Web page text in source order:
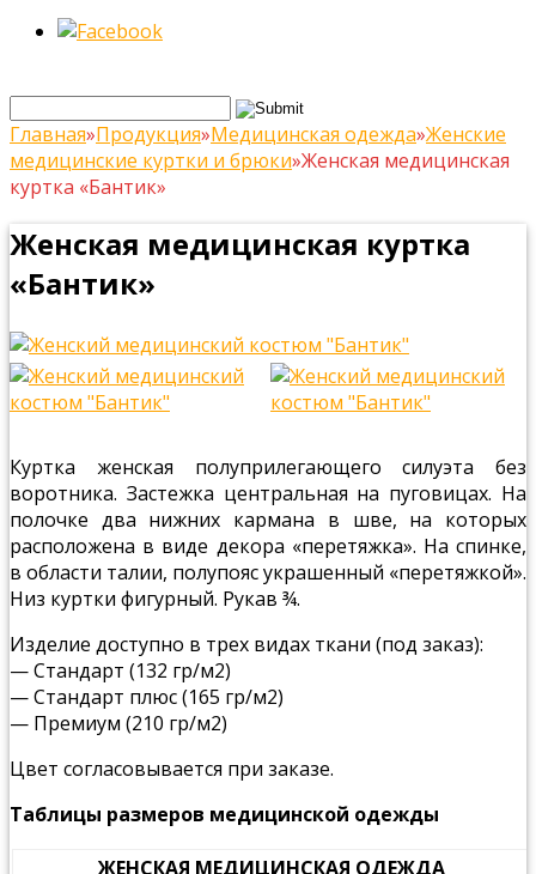
Главная»Продукция»Медицинская одежда»Женские
медицинские куртки и брюки»Женская медицинская
куртка «Бантик»
Женская медицинская куртка
«Бантик»
Куртка женская полуприлегающего силуэта без
воротника. Застежка центральная на пуговицах. На
полочке два нижних кармана в шве, на которых
расположена в виде декора «перетяжка». На спинке,
в области талии, полупояс украшенный «перетяжкой».
Низ куртки фигурный. Рукав ¾.
Изделие доступно в трех видах ткани (под заказ):
— Стандарт (132 гр/м2)
— Стандарт плюс (165 гр/м2)
— Премиум (210 гр/м2)
Цвет согласовывается при заказе.
Таблицы размеров медицинской одежды
ЖЕНСКАЯ МЕДИЦИНСКАЯ ОДЕЖДА